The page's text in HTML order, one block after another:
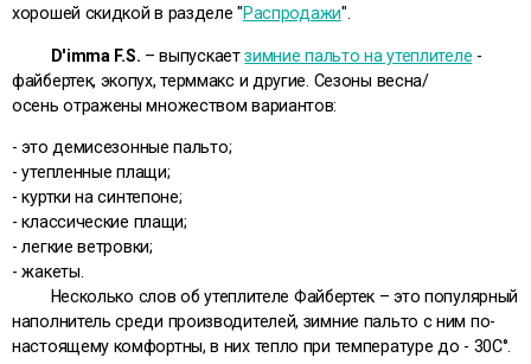
хорошей скидкой в разделе "Распродажи".
D'imma F.S. – выпускаетзимние пальто на утеплителе -
файбертек, экопух, терммакс и другие. Сезоны весна/
осень отражены множеством вариантов:
- это демисезонные пальто;
-утепленные плащи;
-куртки на синтепоне;
-классические плащи;
-легкие ветровки;
-жакеты
Несколько слов об утеплителе Файбертек – это популярный
наполнитель среди производителей, зимние пальто с ним по-
настоящему комфортны, в них тепло при температуре до - 30С°.